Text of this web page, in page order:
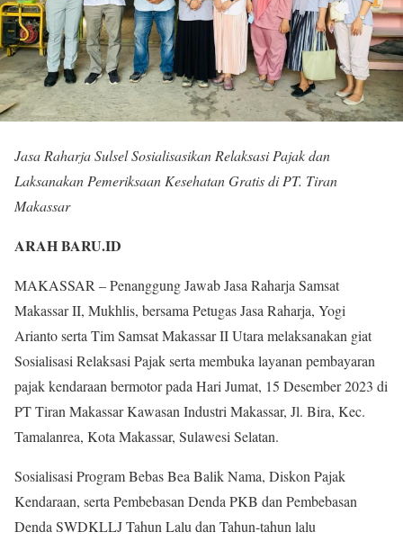
Jasa Raharja Sulsel Sosialisasikan Relaksasi Pajak dan
Laksanakan Pemeriksaan Kesehatan Gratis di PT. Tiran
Makassar
ARAH BARU.ID
MAKASSAR – Penanggung Jawab Jasa Raharja Samsat
Makassar II, Mukhlis, bersama Petugas Jasa Raharja, Yogi
Arianto serta Tim Samsat Makassar II Utara melaksanakan giat
Sosialisasi Relaksasi Pajak serta membuka layanan pembayaran
pajak kendaraan bermotor pada Hari Jumat, 15 Desember 2023 di
PT Tiran Makassar Kawasan Industri Makassar, Jl. Bira, Kec.
Tamalanrea, Kota Makassar, Sulawesi Selatan.
Sosialisasi Program Bebas Bea Balik Nama, Diskon Pajak
Kendaraan, serta Pembebasan Denda PKB dan Pembebasan
Denda SWDKLLJ Tahun Lalu dan Tahun-tahun lalu